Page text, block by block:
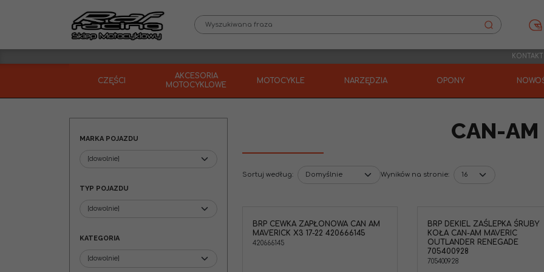
KONTAKT
CZĘŚCI
AKCESORIA
MOTOCYKLOWE
MOTOCYKLE NARZĘDZIA OPONY
CAN-AM
Sortuj według: Wyników na stronie:
CAN-AM
BRP CEWKA ZAPŁONOWA CAN AM
MAVERICK X3 17-22 420666145
420666145
BRP Dekiel zaślepka śruby piasty
koła Can-Am Maveric Outlander
BRP DEKIEL ZAŚLEPKA ŚRUBY
KOŁA CAN-AM MAVERIC
OUTLANDER RENEGADE
705400928
705400928
BRP 707000154 Guma
powietrza do
Renegade G1
MARKA POJAZDU
TYP POJAZDU
KATEGORIA